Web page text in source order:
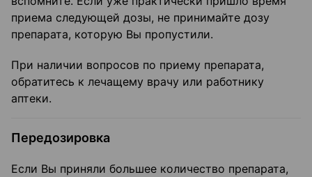
приема следующей дозы, не принимайте дозу
препарата, которую Вы пропустили.
При наличии вопросов по приему препарата,
обратитесь к лечащему врачу или работнику
аптеки.
Передозировка
Если Вы приняли большее количество препарата,